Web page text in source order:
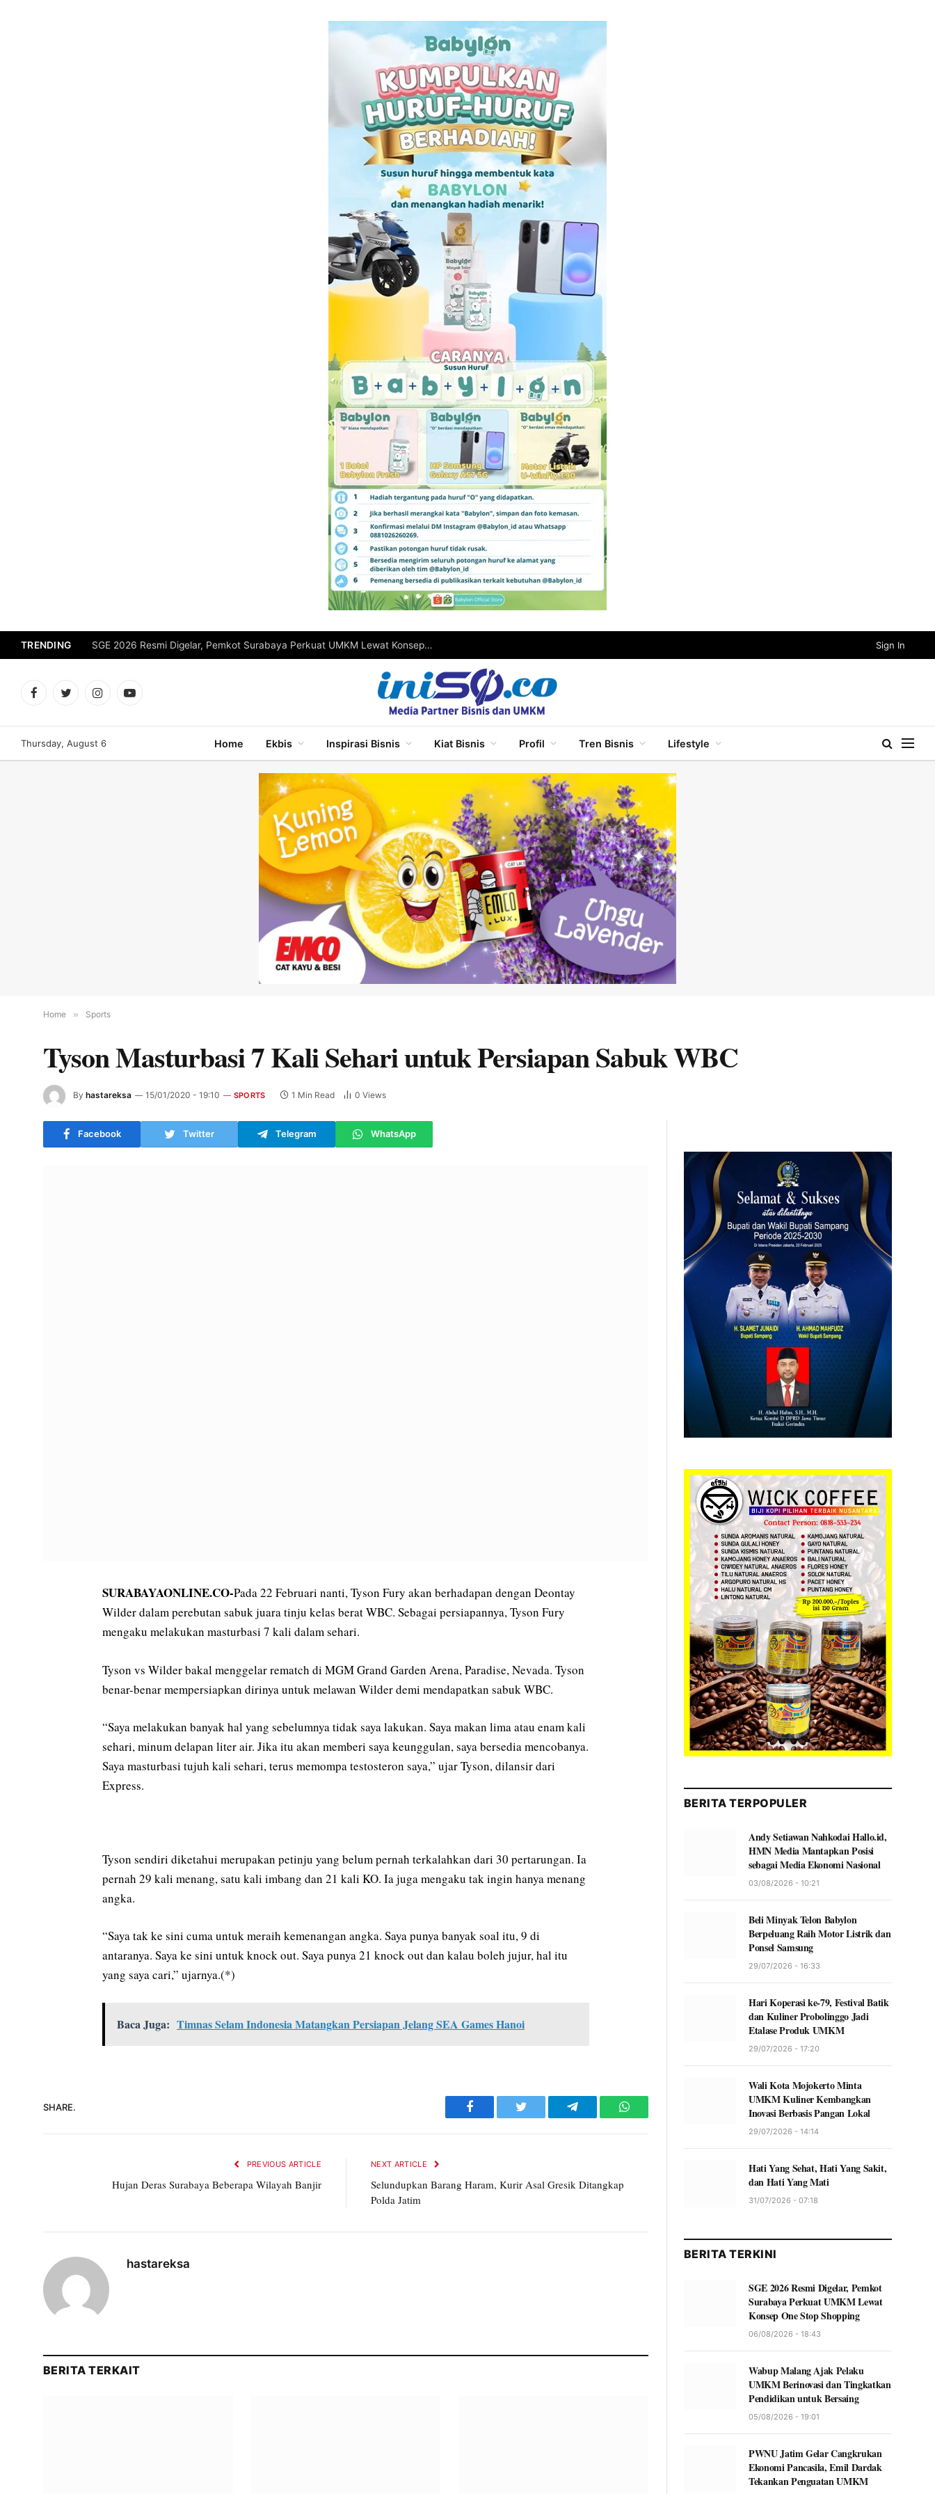
TRENDING SGE 2026 Resmi Digelar, Pemkot Surabaya Perkuat UMKM Lewat Konsep One Stop Shopping Sign In
FacebookTwitterInstagramYouTube
Thursday, August 6 Home Ekbis Inspirasi Bisnis Kiat Bisnis Profil Tren Bisnis Lifestyle
Home » Sports
Tyson Masturbasi 7 Kali Sehari untuk Persiapan Sabuk WBC
By hastareksa 15/01/2020 - 19:10 SPORTS 1 Min Read 0Views
Facebook Twitter Telegram WhatsApp
SURABAYAONLINE.CO-Pada 22 Februari nanti, Tyson Fury akan berhadapan dengan Deontay
Wilder dalam perebutan sabuk juara tinju kelas berat WBC. Sebagai persiapannya, Tyson Fury
mengaku melakukan masturbasi 7 kali dalam sehari.
Tyson vs Wilder bakal menggelar rematch di MGM Grand Garden Arena, Paradise, Nevada. Tyson
benar-benar mempersiapkan dirinya untuk melawan Wilder demi mendapatkan sabuk WBC.
“Saya melakukan banyak hal yang sebelumnya tidak saya lakukan. Saya makan lima atau enam kali
sehari, minum delapan liter air. Jika itu akan memberi saya keunggulan, saya bersedia mencobanya.
Saya masturbasi tujuh kali sehari, terus memompa testosteron saya,” ujar Tyson, dilansir dari
Express.
Tyson sendiri diketahui merupakan petinju yang belum pernah terkalahkan dari 30 pertarungan. Ia
pernah 29 kali menang, satu kali imbang dan 21 kali KO. Ia juga mengaku tak ingin hanya menang
angka.
“Saya tak ke sini cuma untuk meraih kemenangan angka. Saya punya banyak soal itu, 9 di
antaranya. Saya ke sini untuk knock out. Saya punya 21 knock out dan kalau boleh jujur, hal itu
yang saya cari,” ujarnya.(*)
Baca Juga: Timnas Selam Indonesia Matangkan Persiapan Jelang SEA Games Hanoi
SHARE.
Facebook Twitter Telegram WhatsApp
PREVIOUS ARTICLE
Hujan Deras Surabaya Beberapa Wilayah Banjir
NEXT ARTICLE
Selundupkan Barang Haram, Kurir Asal Gresik Ditangkap
Polda Jatim
hastareksa
BERITA TERKAIT
BERITA TERPOPULER
Andy Setiawan Nahkodai Hallo.id,
HMN Media Mantapkan Posisi
sebagai Media Ekonomi Nasional
03/08/2026 - 10:21
Beli Minyak Telon Babylon
Berpeluang Raih Motor Listrik dan
Ponsel Samsung
29/07/2026 - 16:33
Hari Koperasi ke-79, Festival Batik
dan Kuliner Probolinggo Jadi
Etalase Produk UMKM
29/07/2026 - 17:20
Wali Kota Mojokerto Minta
UMKM Kuliner Kembangkan
Inovasi Berbasis Pangan Lokal
29/07/2026 - 14:14
Hati Yang Sehat, Hati Yang Sakit,
dan Hati Yang Mati
31/07/2026 - 07:18
BERITA TERKINI
SGE 2026 Resmi Digelar, Pemkot
Surabaya Perkuat UMKM Lewat
Konsep One Stop Shopping
06/08/2026 - 18:43
Wabup Malang Ajak Pelaku
UMKM Berinovasi dan Tingkatkan
Pendidikan untuk Bersaing
05/08/2026 - 19:01
PWNU Jatim Gelar Cangkrukan
Ekonomi Pancasila, Emil Dardak
Tekankan Penguatan UMKM